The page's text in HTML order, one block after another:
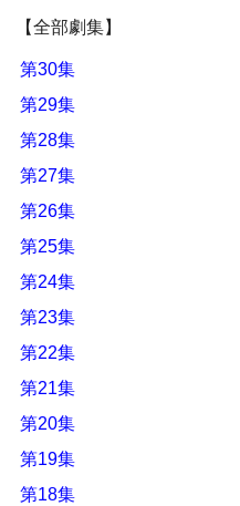
【全部劇集】
第30集
第29集
第28集
第27集
第26集
第25集
第24集
第23集
第22集
第21集
第20集
第19集
第18集